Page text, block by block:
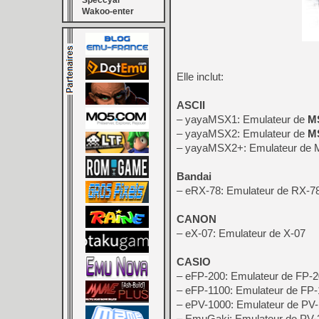
Wakoo-enter
Elle inclut:
ASCII
– yayaMSX1: Emulateur de
– yayaMSX2: Emulateur de
– yayaMSX2+: Emulateur de
Bandai
– eRX-78: Emulateur de RX-
CANON
– eX-07: Emulateur de X-07
CASIO
– eFP-200: Emulateur de FP-
– eFP-1100: Emulateur de
– ePV-1000: Emulateur de